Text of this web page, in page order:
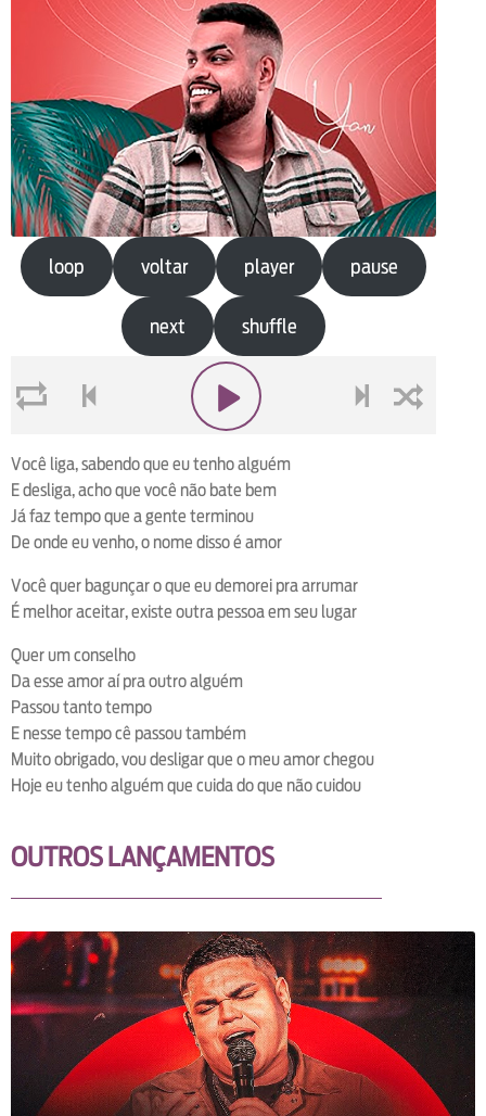
loop voltar player pause
next shuffle
Você liga, sabendo que eu tenho alguém
E desliga, acho que você não bate bem
Já faz tempo que a gente terminou
De onde eu venho, o nome disso é amor
Você quer bagunçar o que eu demorei pra arrumar
É melhor aceitar, existe outra pessoa em seu lugar
Quer um conselho
Da esse amor aí pra outro alguém
Passou tanto tempo
E nesse tempo cê passou também
Muito obrigado, vou desligar que o meu amor chegou
Hoje eu tenho alguém que cuida do que não cuidou
OUTROS LANÇAMENTOS